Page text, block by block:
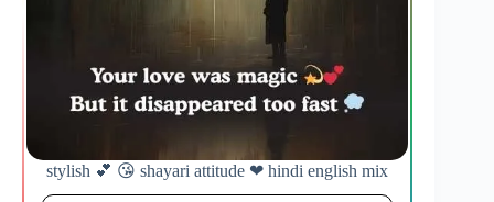
stylish 💕 😘 shayari attitude ❤ hindi english mix